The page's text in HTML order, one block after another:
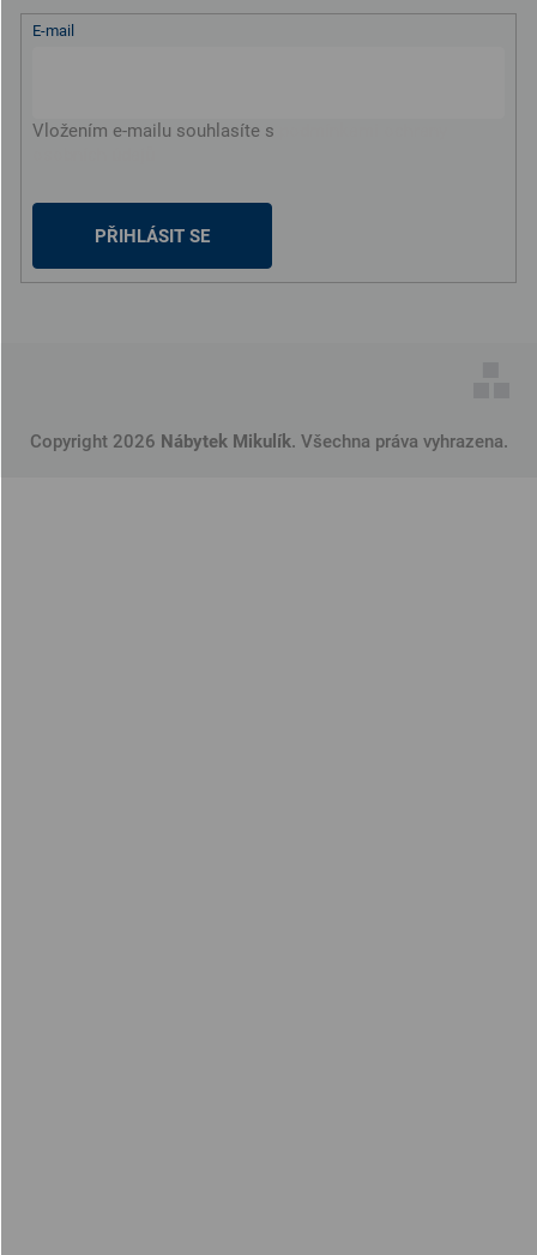
E-mail
Vložením e-mailu souhlasíte s
PŘIHLÁSIT SE
Copyright 2026 Nábytek Mikulík. Všechna práva vyhrazena.